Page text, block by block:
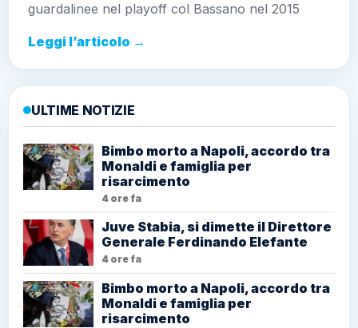
guardalinee nel playoff col Bassano nel 2015
Leggi l’articolo →
ULTIME NOTIZIE
Bimbo morto a Napoli, accordo tra
Monaldi e famiglia per
risarcimento
4 ore fa
Juve Stabia, si dimette il Direttore
Generale Ferdinando Elefante
4 ore fa
Bimbo morto a Napoli, accordo tra
Monaldi e famiglia per
risarcimento